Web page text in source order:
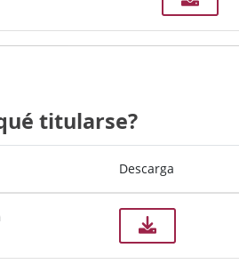
titularse?
Descarga